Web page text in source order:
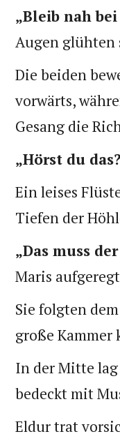
„Bleib nah
Augen glühten
Die beiden
vorwärts,
Gesang die
„Hörst du das?
Ein leises
Tiefen der
„Das muss
Maris
Sie folgten
große Kammer
In der Mitte
bedeckt mit
Eldur trat